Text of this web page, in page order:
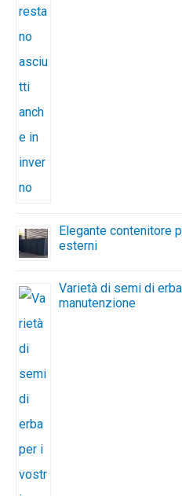
Elegante contenitore
esterni
Varietà di semi di
manutenzione